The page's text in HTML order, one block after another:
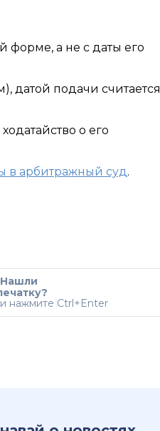
форме, а не с даты его
подачи считается
о его
в арбитражный суд.
Нашли
нажмите Ctrl+Enter